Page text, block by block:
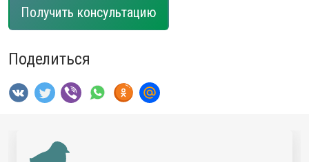
Получить консультацию
Поделиться